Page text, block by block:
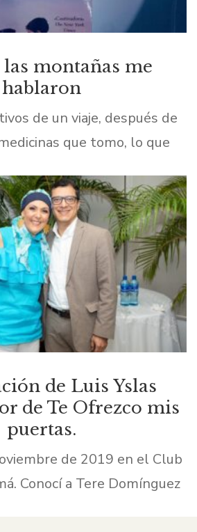
montañas me
hablaron
de un viaje, después de
que tomo, lo que
esos días. En el último
[…]
de Luis Yslas
de Te Ofrezco mis
puertas.
de 2019 en el Club
Conocí a Tere Domínguez